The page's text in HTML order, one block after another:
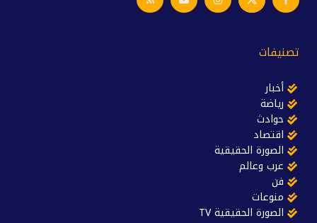
تصنيفات
أخبار
رياضة
حوادث
اقتصاد
الصورة الحقيقية
عرب وعالم
فن
منوعات
الصورة الحقيقية TV